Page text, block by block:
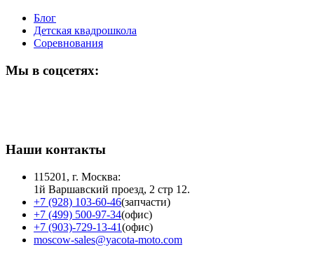
Блог
Детская квадрошкола
Соревнования
Мы в соцсетях:
Наши контакты
115201, г. Москва:
1й Варшавский проезд, 2 стр 12.
+7 (928) 103-60-46(запчасти)
+7 (499) 500-97-34(офис)
+7 (903)-729-13-41(офис)
moscow-sales@yacota-moto.com